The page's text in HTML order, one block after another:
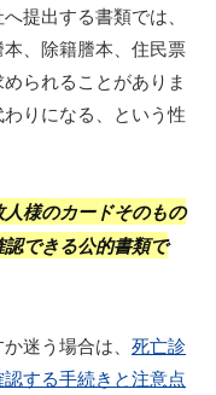
提出する書類では、
、除籍謄本、住民票
られることがありま
りになる、という性
様のカードそのもの
できる公的書類で
迷う場合は、 死亡診
する手続きと注意点